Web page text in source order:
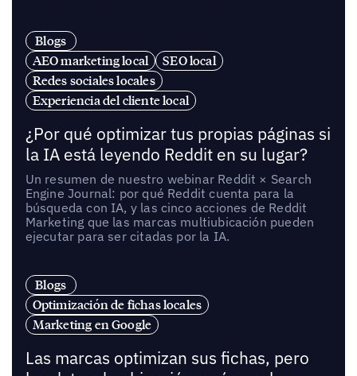
Blogs
AEO marketing local
SEO local
Redes sociales locales
Experiencia del cliente local
¿Por qué optimizar tus propias páginas si
la IA está leyendo Reddit en su lugar?
Un resumen de nuestro webinar Reddit × Search
Engine Journal: por qué Reddit cuenta para la
búsqueda con IA, y las cinco acciones de Reddit
Marketing que las marcas multiubicación pueden
ejecutar para ser citadas por la IA.
Blogs
Optimización de fichas locales
Marketing en Google
Las marcas optimizan sus fichas, pero